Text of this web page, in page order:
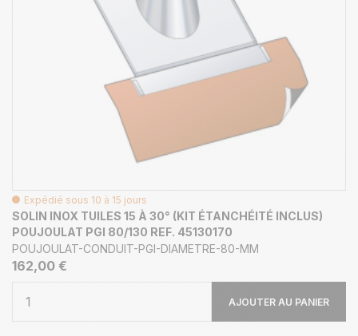
Expédié sous 10 à 15 jours
SOLIN INOX TUILES 15 À 30° (KIT ÉTANCHÉITÉ INCLUS)
POUJOULAT PGI 80/130 REF. 45130170
POUJOULAT-CONDUIT-PGI-DIAMETRE-80-MM
162,00 €
AJOUTER AU PANIER